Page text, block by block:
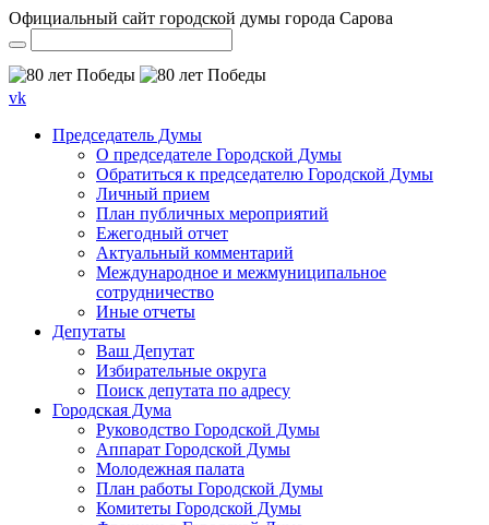
Официальный сайт городской думы города Сарова
vk
Председатель Думы
О председателе Городской Думы
Обратиться к председателю Городской Думы
Личный прием
План публичных мероприятий
Ежегодный отчет
Актуальный комментарий
Международное и межмуниципальное
сотрудничество
Иные отчеты
Депутаты
Ваш Депутат
Избирательные округа
Поиск депутата по адресу
Городская Дума
Руководство Городской Думы
Аппарат Городской Думы
Молодежная палата
План работы Городской Думы
Комитеты Городской Думы